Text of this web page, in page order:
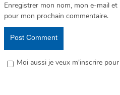
Enregistrer mon nom, mon e-mail
pour mon prochain commentaire.
Moi aussi je veux m'inscrire